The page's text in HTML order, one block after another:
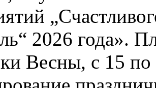
2026 года».
Весны, с 15 по